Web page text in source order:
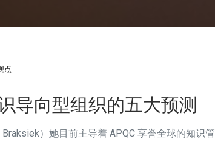
点
导向型组织的五大预测
）她目前主导着 APQC 享誉全球的知识